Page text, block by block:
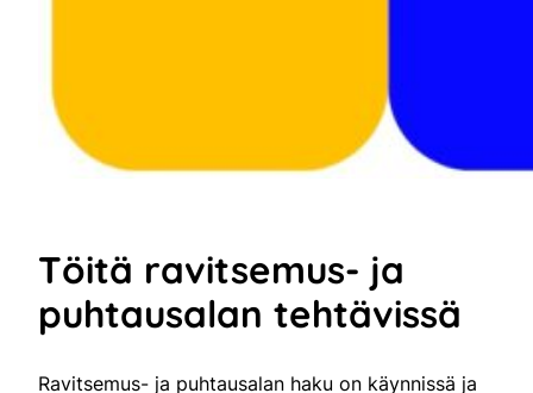
Töitä ravitsemus- ja
puhtausalan tehtävissä
Ravitsemus- ja puhtausalan haku on käynnissä ja